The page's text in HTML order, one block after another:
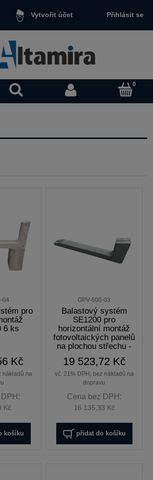
Vytvořit účet Přihlásit se
04
pro
6 ks
Kč
nákladů na
Kč
košíku
GPV-600-03
Balastový systém
SE1200 pro
horizontální montáž
fotovoltaických panelů
na plochou střechu -
19 523,72 Kč
vč. 21% DPH, bez nákladů na
dopravu
Cena bez DPH:
16 135,33 Kč
přidat do košíku